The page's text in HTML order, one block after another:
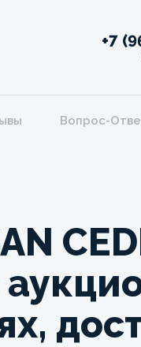
+7
Вопрос-